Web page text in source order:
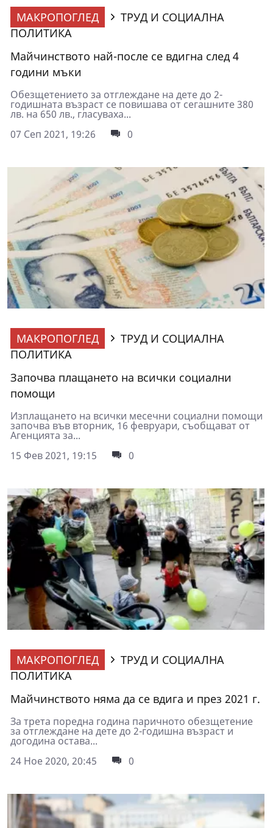
МАКРОПОГЛЕД
ТРУД И СОЦИАЛНА
ПОЛИТИКА
Майчинството най-после се вдигна след 4
години мъки
Обезщетението за отглеждане на дете до 2-
годишната възраст се повишава от сегашните 380
лв. на 650 лв., гласуваха...
07 Сеп 2021, 19:26
0
МАКРОПОГЛЕД
ТРУД И СОЦИАЛНА
ПОЛИТИКА
Започва плащането на всички социални
помощи
Изплащането на всички месечни социални помощи
започва във вторник, 16 февруари, съобщават от
Агенцията за...
15 Фев 2021, 19:15
0
МАКРОПОГЛЕД
ТРУД И СОЦИАЛНА
ПОЛИТИКА
Майчинството няма да се вдига и през 2021 г.
За трета поредна година паричното обезщетение
за отглеждане на дете до 2-годишна възраст и
догодина остава...
24 Ное 2020, 20:45
0